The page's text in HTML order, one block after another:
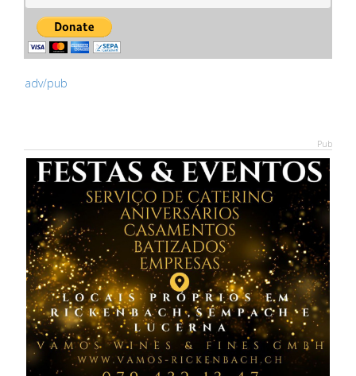
adv/pub
Pub